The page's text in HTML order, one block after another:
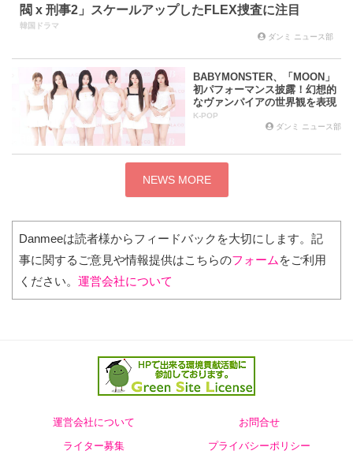
閥 x 刑事2」スケールアップしたFLEX捜査に注目
韓国ドラマ
ダンミ ニュース部
BABYMONSTER、「MOON」
初パフォーマンス披露！幻想的
なヴァンパイアの世界観を表現
K-POP
ダンミ ニュース部
NEWS MORE
Danmeeは読者様からフィードバックを大切にします。記
事に関するご意見や情報提供はこちらのフォーム をご利用
ください。運営会社について
運営会社について お問合せ
ライター募集 プライバシーポリシー